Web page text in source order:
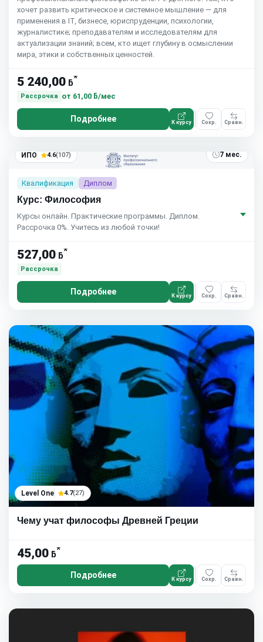
хочет развить критическое и системное мышление — для
применения в IT, бизнесе, юриспруденции, психологии,
журналистике; преподавателям и исследователям для
актуализации знаний; всем, кто ищет глубину в осмыслении
мира, этики и собственных ценностей.
5 240,00 ƃ*
Рассрочка от 61,00 ƃ/мес
Подробнее К курсу Сохр. Сравн.
ИПО 4.6(107) 7 мес.
Квалификация Диплом
Курс: Философия
Курсы онлайн. Практические программы. Диплом.
Рассрочка 0%. Учитесь из любой точки!
527,00 ƃ*
Рассрочка
Подробнее К курсу Сохр. Сравн.
Level One 4.7(27)
Чему учат философы Древней Греции
45,00 ƃ*
Подробнее К курсу Сохр. Сравн.